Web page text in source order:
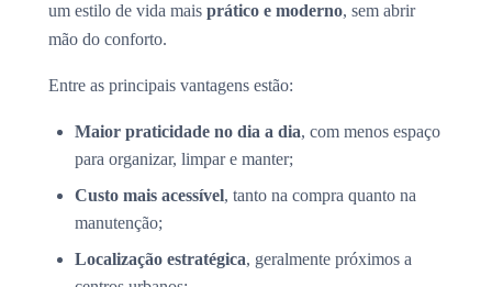
um estilo de vida mais prático e moderno, sem abrir
mão do conforto.
Entre as principais vantagens estão:
Maior praticidade no dia a dia, com menos espaço
para organizar, limpar e manter;
Custo mais acessível, tanto na compra quanto na
manutenção;
Localização estratégica, geralmente próximos a